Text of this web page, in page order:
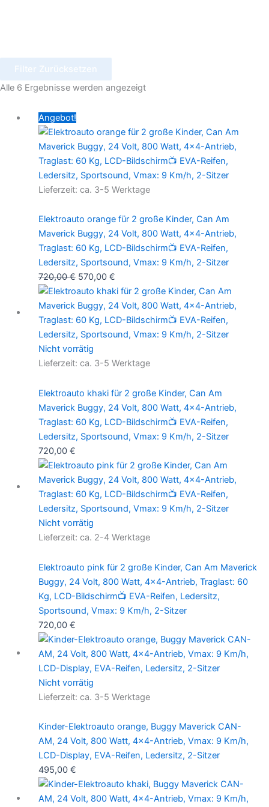
Filter Zurücksetzen
Alle 6 Ergebnisse werden angezeigt
Angebot!
Lieferzeit: ca. 3-5 Werktage
Elektroauto orange für 2 große Kinder, Can Am
Maverick Buggy, 24 Volt, 800 Watt, 4×4-Antrieb,
Traglast: 60 Kg, LCD-Bildschirm📺 EVA-Reifen,
Ledersitz, Sportsound, Vmax: 9 Km/h, 2-Sitzer
720,00€
Preis
war:
720,00 €
570,00 €
Preis
ist:
570,00 €.
Nicht vorrätig
Lieferzeit: ca. 3-5 Werktage
Elektroauto khaki für 2 große Kinder, Can Am
Maverick Buggy, 24 Volt, 800 Watt, 4×4-Antrieb,
Traglast: 60 Kg, LCD-Bildschirm📺 EVA-Reifen,
Ledersitz, Sportsound, Vmax: 9 Km/h, 2-Sitzer
720,00 €
Nicht vorrätig
Lieferzeit: ca. 2-4 Werktage
Elektroauto pink für 2 große Kinder, Can Am Maverick
Buggy, 24 Volt, 800 Watt, 4×4-Antrieb, Traglast: 60
Kg, LCD-Bildschirm📺 EVA-Reifen, Ledersitz,
Sportsound, Vmax: 9 Km/h, 2-Sitzer
720,00 €
Nicht vorrätig
Lieferzeit: ca. 3-5 Werktage
Kinder-Elektroauto orange, Buggy Maverick CAN-
AM, 24 Volt, 800 Watt, 4×4-Antrieb, Vmax: 9 Km/h,
LCD-Display, EVA-Reifen, Ledersitz, 2-Sitzer
495,00 €